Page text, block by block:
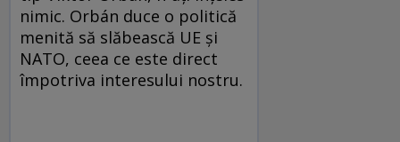
nimic. Orbán duce o politică
menită să slăbească UE și
NATO, ceea ce este direct
împotriva interesului nostru.